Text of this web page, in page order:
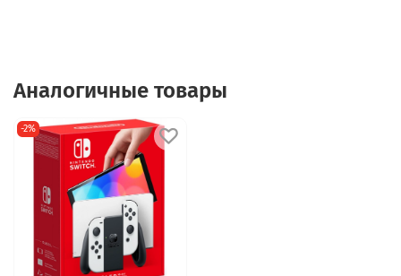
Аналогичные товары
-2%